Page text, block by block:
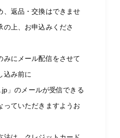
返品・交換はできませ
の上、お申込みくださ
にメール配信をさせて
込み前に
」のメールが受信できる
っていただきますようお